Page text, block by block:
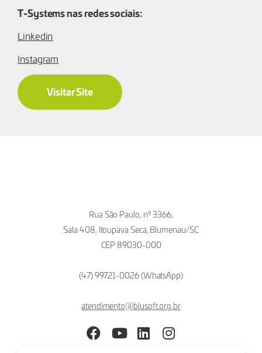
T-Systems nas redes sociais:
Linkedin
Instagram
Visitar Site
Rua São Paulo, nº 3366,
Sala 408, Itoupava Seca, Blumenau/SC
CEP 89030-000
(47) 99721-0026 (WhatsApp)
atendimento@blusoft.org.br